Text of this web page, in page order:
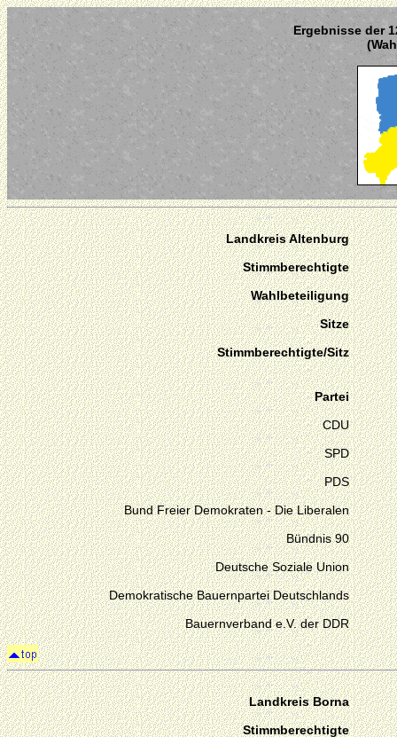
Ergebnisse der
Landkreis Altenburg
Stimmberechtigte
Wahlbeteiligung
Sitze
Stimmberechtigte/Sitz
Partei
CDU
SPD
PDS
Bund Freier Demokraten - Die Liberalen
Bündnis 90
Deutsche Soziale Union
Demokratische Bauernpartei Deutschlands
Bauernverband e.V. der DDR
Landkreis Borna
Stimmberechtigte